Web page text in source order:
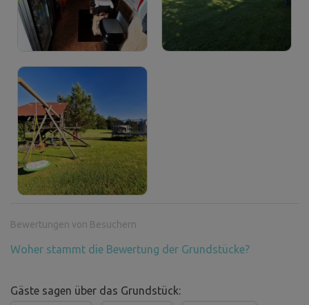
Bewertungen von Besuchern
Woher stammt die Bewertung der Grundstücke?
Gäste sagen über das Grundstück: